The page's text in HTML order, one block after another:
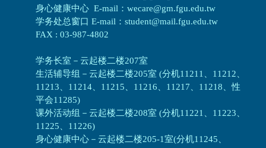
身心健康中心 E-mail：wecare@gm.fgu.edu.tw
学务处总窗口 E-mail：student@mail.fgu.edu.tw
FAX : 03-987-4802
学务长室－云起楼二楼207室
生活辅导组 － 云起楼二楼205室 (分机11211、11212、
11213、11214、11215、11216、11217、11218、性
平会11285)
课外活动组 － 云起楼二楼208室 (分机11221、11223、
11225、11226)
身心健康中心 － 云起楼二楼205-1室(分机11245、